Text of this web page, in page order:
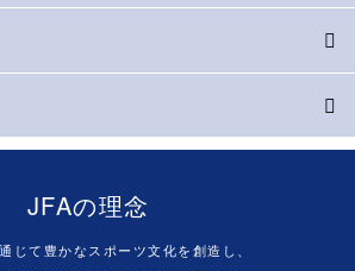
JFAの理念
じて豊かなスポーツ文化を創造し、